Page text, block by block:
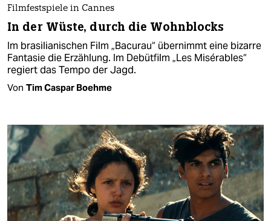
Filmfestspiele in Cannes
In der Wüste, durch die Wohnblocks
Im brasilianischen Film „Bacurau“ übernimmt eine bizarre
Fantasie die Erzählung. Im Debütfilm „Les Misérables“
regiert das Tempo der Jagd.
Von Tim Caspar Boehme